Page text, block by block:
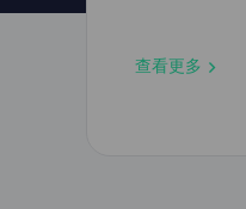
查看更多